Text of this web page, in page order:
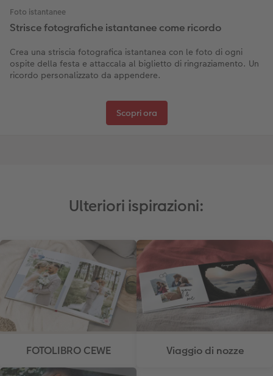
Foto istantanee
Strisce fotografiche istantanee come ricordo
Crea una striscia fotografica istantanea con le foto di ogni
ospite della festa e attaccala al biglietto di ringraziamento. Un
ricordo personalizzato da appendere.
Scopri ora
Ulteriori ispirazioni:
FOTOLIBRO CEWE Viaggio di nozze